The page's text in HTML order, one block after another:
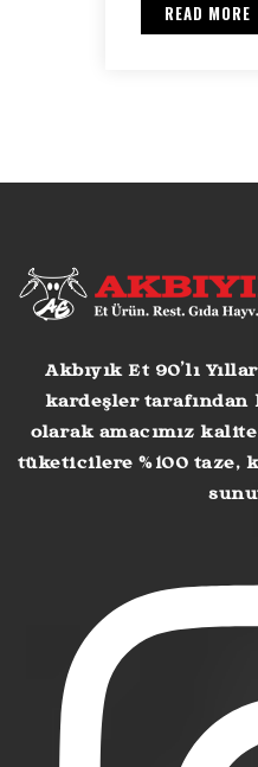
READ MORE
Akbıyık Et 90’lı
kardeşler
olarak amacımız
tüketicilere %100 taze,